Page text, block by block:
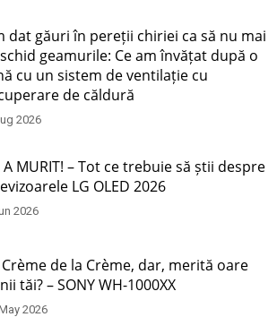
dat găuri în pereții chiriei ca să nu mai
geamurile: Ce am învățat după o
cu un sistem de ventilație cu
de căldură
2026
A MURIT! – Tot ce trebuie să știi despre
LG OLED 2026
2026
Crème de la Crème, dar, merită oare
tăi? – SONY WH-1000XX
2026